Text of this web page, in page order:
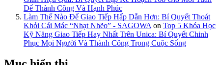
Để Thành Công Và Hạnh Phúc
Làm Thế Nào Để Giao Tiếp Hấp Dẫn Hơn: Bí Quyết Thoát
Khỏi Cái Mác “Nhạt Nhẽo” - SAGOWA on Top 5 Khóa Học
Kỹ Năng Giao Tiếp Hay Nhất Trên Unica: Bí Quyết Chinh
Phục Mọi Người Và Thành Công Trong Cuộc Sống